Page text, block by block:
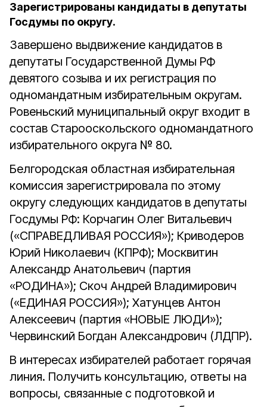
Зарегистрированы кандидаты в депутаты
Госдумы по округу.
Завершено выдвижение кандидатов в
депутаты Государственной Думы РФ
девятого созыва и их регистрация по
одномандатным избирательным округам.
Ровеньский муниципальный округ входит в
состав Старооскольского одномандатного
избирательного округа № 80.
Белгородская областная избирательная
комиссия зарегистрировала по этому
округу следующих кандидатов в депутаты
Госдумы РФ: Корчагин Олег Витальевич
(«СПРАВЕДЛИВАЯ РОССИЯ»); Криводеров
Юрий Николаевич (КПРФ); Москвитин
Александр Анатольевич (партия
«РОДИНА»); Скоч Андрей Владимирович
(«ЕДИНАЯ РОССИЯ»); Хатунцев Антон
Алексеевич (партия «НОВЫЕ ЛЮДИ»);
Червинский Богдан Александрович (ЛДПР).
В интересах избирателей работает горячая
линия. Получить консультацию, ответы на
вопросы, связанные с подготовкой и